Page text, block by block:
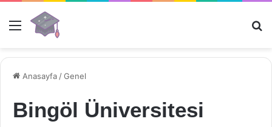
Menü
Anasayfa /Genel
Bingöl Üniversitesi